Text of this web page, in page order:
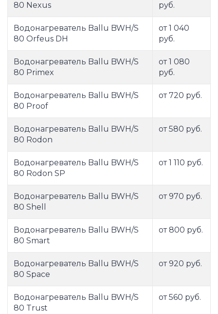
80 Nexus
руб.
Водонагреватель Ballu BWH/S
80 Orfeus DH
от 1 040
руб.
Водонагреватель Ballu BWH/S
80 Primex
от 1 080
руб.
Водонагреватель Ballu BWH/S
80 Proof
от 720 руб.
Водонагреватель Ballu BWH/S
80 Rodon
от 580 руб.
Водонагреватель Ballu BWH/S
80 Rodon SP
от 1 110 руб.
Водонагреватель Ballu BWH/S
80 Shell
от 970 руб.
Водонагреватель Ballu BWH/S
80 Smart
от 800 руб.
Водонагреватель Ballu BWH/S
80 Space
от 920 руб.
Водонагреватель Ballu BWH/S
80 Trust
от 560 руб.